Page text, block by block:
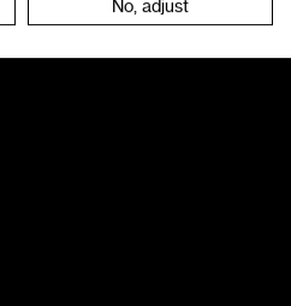
No, adjust